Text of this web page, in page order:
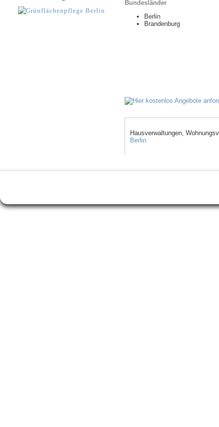
Bundesländer
Berlin
Brandenburg
Hausverwaltungen,
Berlin